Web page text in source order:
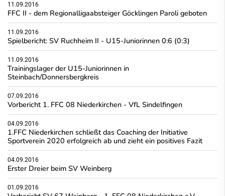
11.09.2016
FFC II - dem Regionalligaabsteiger Göcklingen Paroli geboten
11.09.2016
Spielbericht: SV Ruchheim II - U15-Juniorinnen 0:6 (0:3)
11.09.2016
Trainingslager der U15-Juniorinnen in
Steinbach/Donnersbergkreis
07.09.2016
Vorbericht 1. FFC 08 Niederkirchen - VfL Sindelfingen
04.09.2016
1.FFC Niederkirchen schließt das Coaching der Initiative
Sportverein 2020 erfolgreich ab und zieht ein positives Fazit
04.09.2016
Erster Dreier beim SV Weinberg
01.09.2016